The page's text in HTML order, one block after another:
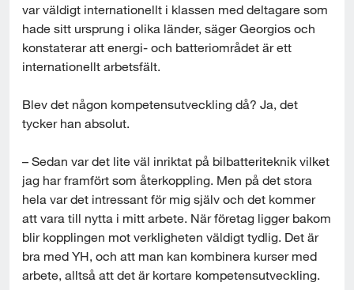
var väldigt internationellt i klassen med deltagare som
hade sitt ursprung i olika länder, säger Georgios och
konstaterar att energi- och batteriområdet är ett
internationellt arbetsfält.
Blev det någon kompetensutveckling då? Ja, det
tycker han absolut.
– Sedan var det lite väl inriktat på bilbatteriteknik vilket
jag har framfört som återkoppling. Men på det stora
hela var det intressant för mig själv och det kommer
att vara till nytta i mitt arbete. När företag ligger bakom
blir kopplingen mot verkligheten väldigt tydlig. Det är
bra med YH, och att man kan kombinera kurser med
arbete, alltså att det är kortare kompetensutveckling.